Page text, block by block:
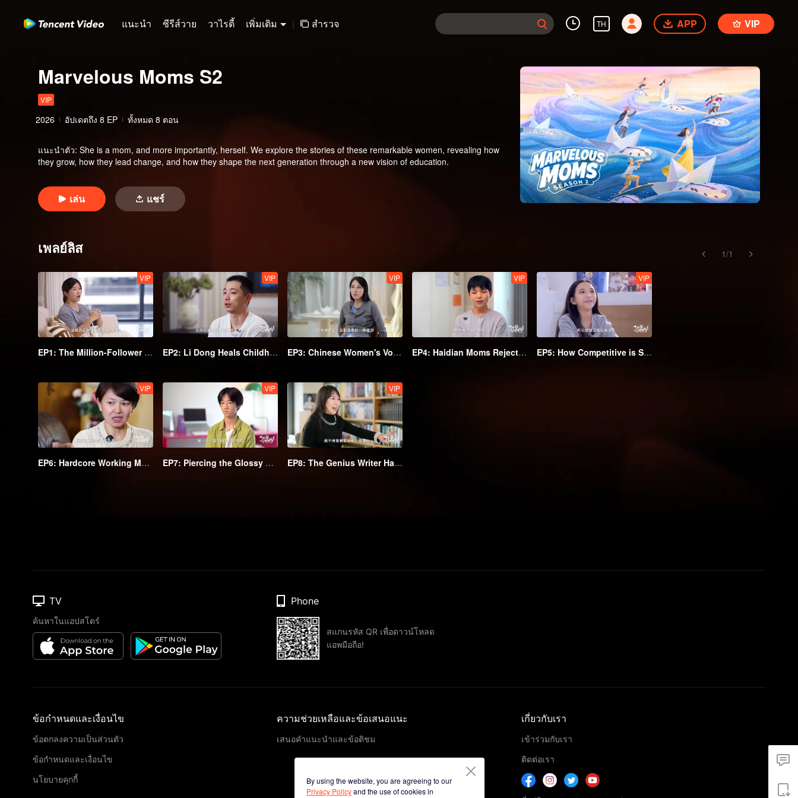
แนะนำ ซีรีส์วาย วาไรตี้ เพิ่มเติม | สำรวจ TH APP VIP
Marvelous Moms S2
VIP
2026 อัปเดตถึง 8 EP ทั้งหมด 8 ตอน
แนะนำตัว: She is a mom, and more importantly, herself. We explore the stories of these remarkable women, revealing how
they grow, how they lead change, and how they shape the next generation through a new vision of education.
เล่น แชร์
เพลย์ลิส 1/1
VIP
EP1: The Million-Follower Blogger A Pang Overcomes Challenges to Achieve Financial Freedom Who's Separated but Not Divorced
VIP
EP2: Li Dong Heals Childhood Trauma with Resilience
VIP
EP3: Chinese Women's Volleyball Spirit Enters Family Education, Pursue Happiness or Pressure?
VIP
EP4: Haidian Moms Reject Hypercompetition, Even the 10,000th Ranked Child Is a "Successor of Socialism"
VIP
EP5: How Competitive is Singapore's Elite Education? Chinese Mother Supporting Her Daughter's Artistic Dreams
VIP
EP6: Hardcore Working Mom Holds Meetings in the Delivery Room and Raises Her Child in the Office
VIP
EP7: Piercing the Glossy Facade of Studying Abroad, Unconventional Haidian Mom Sends Son to Finland
VIP
EP8: The Genius Writer Hao Jingfang's Diary on Anxiety-Free Parenting
By using the website, you are agreeing to our
Privacy Policyand the use of cookies in
TV
ค้นหาในแอปสโตร์
Phone
สแกนรหัส QR เพื่อดาวน์โหลด
แอพมือถือ!
ข้อกำหนดและเงื่อนไข
ข้อตกลงความเป็นส่วนตัว
ข้อกำหนดและเงื่อนไข
นโยบายคุกกี้
ความช่วยเหลือและข้อเสนอแนะ
เสนอคำแนะนำและข้อติชม
เกี่ยวกับเรา
เข้าร่วมกับเรา
ติดต่อเรา